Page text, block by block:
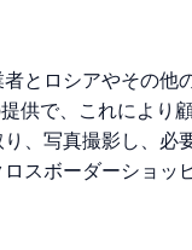
とロシアやその他
供で、これにより
、写真撮影し、必
スボーダーショッ